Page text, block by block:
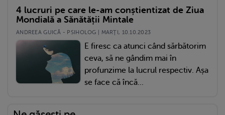
4 lucruri pe care le-am conștientizat de Ziua
Mondială a Sănătății Mintale
ANDREEA GUICĂ - PSIHOLOG | MARŢI, 10.10.2023
E firesc ca atunci când sărbătorim
ceva, să ne gândim mai în
profunzime la lucrul respectiv. Așa
se face că încă...